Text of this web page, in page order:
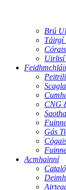
Brú
Táirgí
Uirlisí
CNG
Gás
Acmhainní